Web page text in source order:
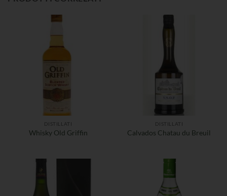
DISTILLATI
Whisky Old Griffin
DISTILLATI
Calvados Chatau du Breuil